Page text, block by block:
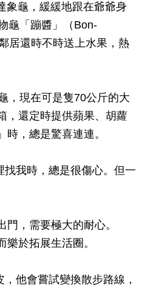
象龜，緩緩地跟在爺爺身
龜「蹦醬」（Bon-
居還時不時送上水果，熱
，現在可是隻70公斤的大
，還定時提供蘋果、胡蘿
，總是驚喜連連。
我時，總是很傷心。但一
，需要極大的耐心。
樂於拓展生活圈。
他會嘗試變換散步路線，